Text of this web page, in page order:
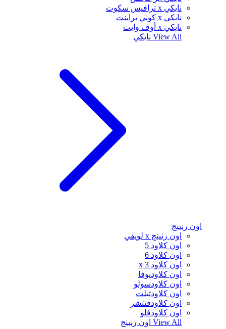
نايكي x ترافيس سكوت
نايكي x كوبي براينت
نايكي x أوف وايت
View All نايكي
اون رنينج
اون رنينج x لويفي
اون كلاود 5
اون كلاود 6
اون كلاود x 3
اون كلاودنوفا
اون كلاودسولو
اون كلاودتيلت
اون كلاودفنتشر
اون كلاودفلو
View All اون رنينج